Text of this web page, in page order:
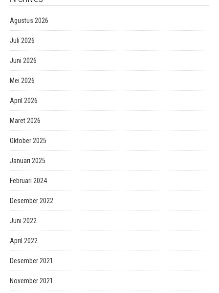
Agustus 2026
Juli 2026
Juni 2026
Mei 2026
April 2026
Maret 2026
Oktober 2025
Januari 2025
Februari 2024
Desember 2022
Juni 2022
April 2022
Desember 2021
November 2021